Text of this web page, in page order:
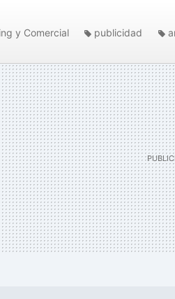
y Comercial publicidad